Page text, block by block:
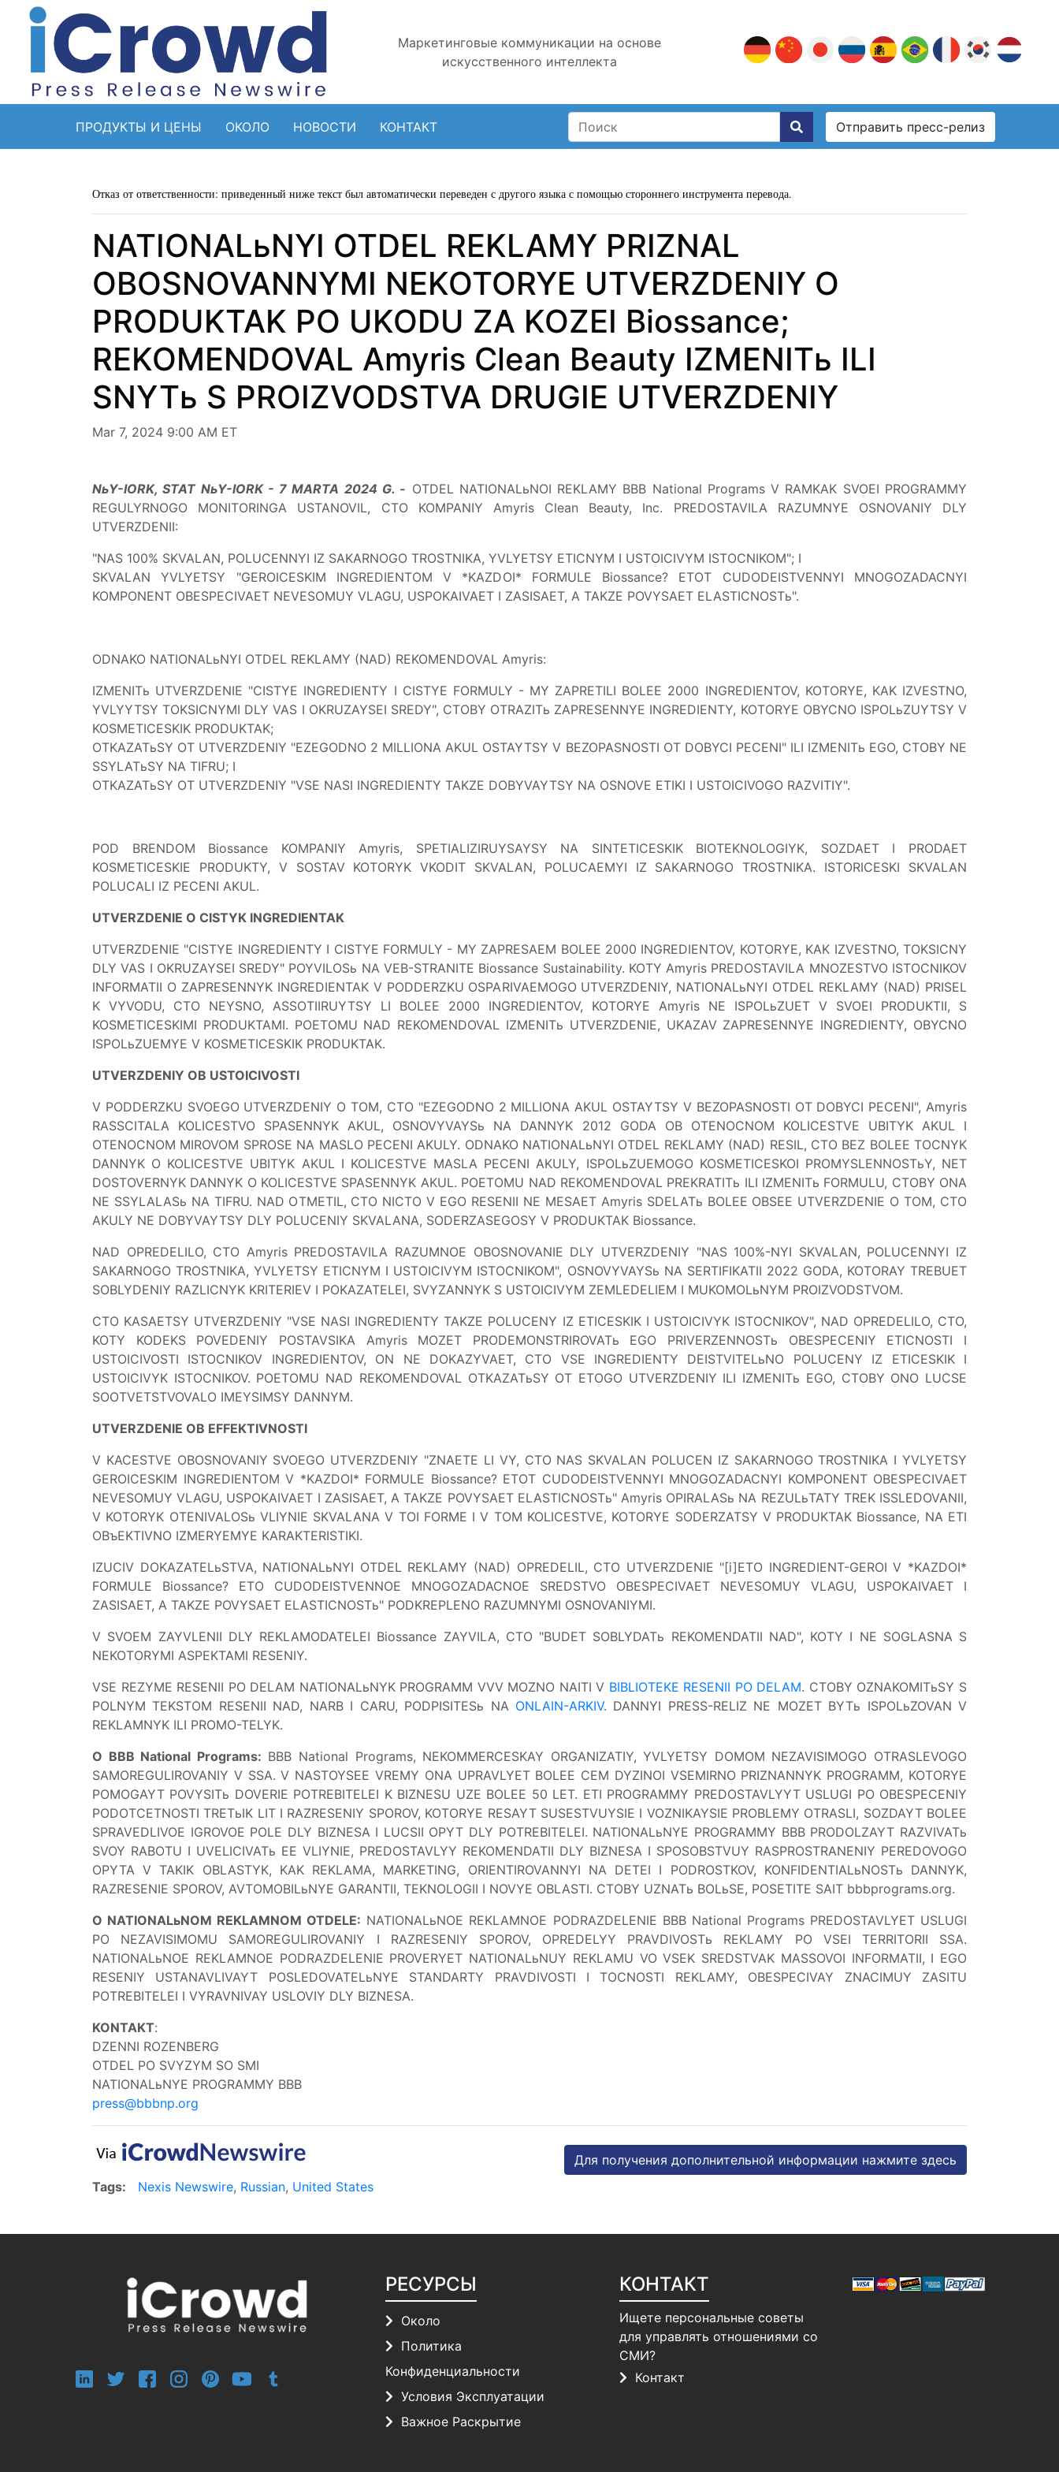
Маркетинговые коммуникации на основе
искусственного интеллекта
ПРОДУКТЫ И ЦЕНЫ ОКОЛО НОВОСТИ КОНТАКТ Отправить пресс-релиз
Отказ от ответственности: приведенный ниже текст был автоматически переведен с другого языка с помощью стороннего инструмента перевода.
NATIONALьNYI OTDEL REKLAMY PRIZNAL
OBOSNOVANNYMI NEKOTORYE UTVERZDENIY O
PRODUKTAK PO UKODU ZA KOZEI Biossance;
REKOMENDOVAL Amyris Clean Beauty IZMENITь ILI
SNYTь S PROIZVODSTVA DRUGIE UTVERZDENIY
Mar 7, 2024 9:00 AM ET
NьY-IORK, STAT NьY-IORK - 7 MARTA 2024 G. - OTDEL NATIONALьNOI REKLAMY BBB National Programs V RAMKAK SVOEI PROGRAMMY
REGULYRNOGO MONITORINGA USTANOVIL, CTO KOMPANIY Amyris Clean Beauty, Inc. PREDOSTAVILA RAZUMNYE OSNOVANIY DLY
UTVERZDENII:
"NAS 100% SKVALAN, POLUCENNYI IZ SAKARNOGO TROSTNIKA, YVLYETSY ETICNYM I USTOICIVYM ISTOCNIKOM"; I
SKVALAN YVLYETSY "GEROICESKIM INGREDIENTOM V *KAZDOI* FORMULE Biossance? ETOT CUDODEISTVENNYI MNOGOZADACNYI
KOMPONENT OBESPECIVAET NEVESOMUY VLAGU, USPOKAIVAET I ZASISAET, A TAKZE POVYSAET ELASTICNOSTь".
ODNAKO NATIONALьNYI OTDEL REKLAMY (NAD) REKOMENDOVAL Amyris:
IZMENITь UTVERZDENIE "CISTYE INGREDIENTY I CISTYE FORMULY - MY ZAPRETILI BOLEE 2000 INGREDIENTOV, KOTORYE, KAK IZVESTNO,
YVLYYTSY TOKSICNYMI DLY VAS I OKRUZAYSEI SREDY", CTOBY OTRAZITь ZAPRESENNYE INGREDIENTY, KOTORYE OBYCNO ISPOLьZUYTSY V
KOSMETICESKIK PRODUKTAK;
OTKAZATьSY OT UTVERZDENIY "EZEGODNO 2 MILLIONA AKUL OSTAYTSY V BEZOPASNOSTI OT DOBYCI PECENI" ILI IZMENITь EGO, CTOBY NE
SSYLATьSY NA TIFRU; I
OTKAZATьSY OT UTVERZDENIY "VSE NASI INGREDIENTY TAKZE DOBYVAYTSY NA OSNOVE ETIKI I USTOICIVOGO RAZVITIY".
POD BRENDOM Biossance KOMPANIY Amyris, SPETIALIZIRUYSAYSY NA SINTETICESKIK BIOTEKNOLOGIYK, SOZDAET I PRODAET
KOSMETICESKIE PRODUKTY, V SOSTAV KOTORYK VKODIT SKVALAN, POLUCAEMYI IZ SAKARNOGO TROSTNIKA. ISTORICESKI SKVALAN
POLUCALI IZ PECENI AKUL.
UTVERZDENIE O CISTYK INGREDIENTAK
UTVERZDENIE "CISTYE INGREDIENTY I CISTYE FORMULY - MY ZAPRESAEM BOLEE 2000 INGREDIENTOV, KOTORYE, KAK IZVESTNO, TOKSICNY
DLY VAS I OKRUZAYSEI SREDY" POYVILOSь NA VEB-STRANITE Biossance Sustainability. KOTY Amyris PREDOSTAVILA MNOZESTVO ISTOCNIKOV
INFORMATII O ZAPRESENNYK INGREDIENTAK V PODDERZKU OSPARIVAEMOGO UTVERZDENIY, NATIONALьNYI OTDEL REKLAMY (NAD) PRISEL
K VYVODU, CTO NEYSNO, ASSOTIIRUYTSY LI BOLEE 2000 INGREDIENTOV, KOTORYE Amyris NE ISPOLьZUET V SVOEI PRODUKTII, S
KOSMETICESKIMI PRODUKTAMI. POETOMU NAD REKOMENDOVAL IZMENITь UTVERZDENIE, UKAZAV ZAPRESENNYE INGREDIENTY, OBYCNO
ISPOLьZUEMYE V KOSMETICESKIK PRODUKTAK.
UTVERZDENIY OB USTOICIVOSTI
V PODDERZKU SVOEGO UTVERZDENIY O TOM, CTO "EZEGODNO 2 MILLIONA AKUL OSTAYTSY V BEZOPASNOSTI OT DOBYCI PECENI", Amyris
RASSCITALA KOLICESTVO SPASENNYK AKUL, OSNOVYVAYSь NA DANNYK 2012 GODA OB OTENOCNOM KOLICESTVE UBITYK AKUL I
OTENOCNOM MIROVOM SPROSE NA MASLO PECENI AKULY. ODNAKO NATIONALьNYI OTDEL REKLAMY (NAD) RESIL, CTO BEZ BOLEE TOCNYK
DANNYK O KOLICESTVE UBITYK AKUL I KOLICESTVE MASLA PECENI AKULY, ISPOLьZUEMOGO KOSMETICESKOI PROMYSLENNOSTьY, NET
DOSTOVERNYK DANNYK O KOLICESTVE SPASENNYK AKUL. POETOMU NAD REKOMENDOVAL PREKRATITь ILI IZMENITь FORMULU, CTOBY ONA
NE SSYLALASь NA TIFRU. NAD OTMETIL, CTO NICTO V EGO RESENII NE MESAET Amyris SDELATь BOLEE OBSEE UTVERZDENIE O TOM, CTO
AKULY NE DOBYVAYTSY DLY POLUCENIY SKVALANA, SODERZASEGOSY V PRODUKTAK Biossance.
NAD OPREDELILO, CTO Amyris PREDOSTAVILA RAZUMNOE OBOSNOVANIE DLY UTVERZDENIY "NAS 100%-NYI SKVALAN, POLUCENNYI IZ
SAKARNOGO TROSTNIKA, YVLYETSY ETICNYM I USTOICIVYM ISTOCNIKOM", OSNOVYVAYSь NA SERTIFIKATII 2022 GODA, KOTORAY TREBUET
SOBLYDENIY RAZLICNYK KRITERIEV I POKAZATELEI, SVYZANNYK S USTOICIVYM ZEMLEDELIEM I MUKOMOLьNYM PROIZVODSTVOM.
CTO KASAETSY UTVERZDENIY "VSE NASI INGREDIENTY TAKZE POLUCENY IZ ETICESKIK I USTOICIVYK ISTOCNIKOV", NAD OPREDELILO, CTO,
KOTY KODEKS POVEDENIY POSTAVSIKA Amyris MOZET PRODEMONSTRIROVATь EGO PRIVERZENNOSTь OBESPECENIY ETICNOSTI I
USTOICIVOSTI ISTOCNIKOV INGREDIENTOV, ON NE DOKAZYVAET, CTO VSE INGREDIENTY DEISTVITELьNO POLUCENY IZ ETICESKIK I
USTOICIVYK ISTOCNIKOV. POETOMU NAD REKOMENDOVAL OTKAZATьSY OT ETOGO UTVERZDENIY ILI IZMENITь EGO, CTOBY ONO LUCSE
SOOTVETSTVOVALO IMEYSIMSY DANNYM.
UTVERZDENIE OB EFFEKTIVNOSTI
V KACESTVE OBOSNOVANIY SVOEGO UTVERZDENIY "ZNAETE LI VY, CTO NAS SKVALAN POLUCEN IZ SAKARNOGO TROSTNIKA I YVLYETSY
GEROICESKIM INGREDIENTOM V *KAZDOI* FORMULE Biossance? ETOT CUDODEISTVENNYI MNOGOZADACNYI KOMPONENT OBESPECIVAET
NEVESOMUY VLAGU, USPOKAIVAET I ZASISAET, A TAKZE POVYSAET ELASTICNOSTь" Amyris OPIRALASь NA REZULьTATY TREK ISSLEDOVANII,
V KOTORYK OTENIVALOSь VLIYNIE SKVALANA V TOI FORME I V TOM KOLICESTVE, KOTORYE SODERZATSY V PRODUKTAK Biossance, NA ETI
OBъEKTIVNO IZMERYEMYE KARAKTERISTIKI.
IZUCIV DOKAZATELьSTVA, NATIONALьNYI OTDEL REKLAMY (NAD) OPREDELIL, CTO UTVERZDENIE "[i]ETO INGREDIENT-GEROI V *KAZDOI*
FORMULE Biossance? ETO CUDODEISTVENNOE MNOGOZADACNOE SREDSTVO OBESPECIVAET NEVESOMUY VLAGU, USPOKAIVAET I
ZASISAET, A TAKZE POVYSAET ELASTICNOSTь" PODKREPLENO RAZUMNYMI OSNOVANIYMI.
V SVOEM ZAYVLENII DLY REKLAMODATELEI Biossance ZAYVILA, CTO "BUDET SOBLYDATь REKOMENDATII NAD", KOTY I NE SOGLASNA S
NEKOTORYMI ASPEKTAMI RESENIY.
VSE REZYME RESENII PO DELAM NATIONALьNYK PROGRAMM VVV MOZNO NAITI V BIBLIOTEKE RESENII PO DELAM. CTOBY OZNAKOMITьSY S
POLNYM TEKSTOM RESENII NAD, NARB I CARU, PODPISITESь NA ONLAIN-ARKIV. DANNYI PRESS-RELIZ NE MOZET BYTь ISPOLьZOVAN V
REKLAMNYK ILI PROMO-TELYK.
O BBB National Programs: BBB National Programs, NEKOMMERCESKAY ORGANIZATIY, YVLYETSY DOMOM NEZAVISIMOGO OTRASLEVOGO
SAMOREGULIROVANIY V SSA. V NASTOYSEE VREMY ONA UPRAVLYET BOLEE CEM DYZINOI VSEMIRNO PRIZNANNYK PROGRAMM, KOTORYE
POMOGAYT POVYSITь DOVERIE POTREBITELEI K BIZNESU UZE BOLEE 50 LET. ETI PROGRAMMY PREDOSTAVLYYT USLUGI PO OBESPECENIY
PODOTCETNOSTI TRETьIK LIT I RAZRESENIY SPOROV, KOTORYE RESAYT SUSESTVUYSIE I VOZNIKAYSIE PROBLEMY OTRASLI, SOZDAYT BOLEE
SPRAVEDLIVOE IGROVOE POLE DLY BIZNESA I LUCSII OPYT DLY POTREBITELEI. NATIONALьNYE PROGRAMMY BBB PRODOLZAYT RAZVIVATь
SVOY RABOTU I UVELICIVATь EE VLIYNIE, PREDOSTAVLYY REKOMENDATII DLY BIZNESA I SPOSOBSTVUY RASPROSTRANENIY PEREDOVOGO
OPYTA V TAKIK OBLASTYK, KAK REKLAMA, MARKETING, ORIENTIROVANNYI NA DETEI I PODROSTKOV, KONFIDENTIALьNOSTь DANNYK,
RAZRESENIE SPOROV, AVTOMOBILьNYE GARANTII, TEKNOLOGII I NOVYE OBLASTI. CTOBY UZNATь BOLьSE, POSETITE SAIT bbbprograms.org.
O NATIONALьNOM REKLAMNOM OTDELE: NATIONALьNOE REKLAMNOE PODRAZDELENIE BBB National Programs PREDOSTAVLYET USLUGI
PO NEZAVISIMOMU SAMOREGULIROVANIY I RAZRESENIY SPOROV, OPREDELYY PRAVDIVOSTь REKLAMY PO VSEI TERRITORII SSA.
NATIONALьNOE REKLAMNOE PODRAZDELENIE PROVERYET NATIONALьNUY REKLAMU VO VSEK SREDSTVAK MASSOVOI INFORMATII, I EGO
RESENIY USTANAVLIVAYT POSLEDOVATELьNYE STANDARTY PRAVDIVOSTI I TOCNOSTI REKLAMY, OBESPECIVAY ZNACIMUY ZASITU
POTREBITELEI I VYRAVNIVAY USLOVIY DLY BIZNESA.
KONTAKT:
DZENNI ROZENBERG
OTDEL PO SVYZYM SO SMI
NATIONALьNYE PROGRAMMY BBB
press@bbbnp.org
Для получения дополнительной информации нажмите здесь
Tags:
Nexis Newswire, Russian, United States
РЕСУРСЫ
Около
Политика
Конфиденциальности
Условия Эксплуатации
Важное Раскрытие
КОНТАКТ
Ищете персональные советы
для управлять отношениями со
СМИ?
Контакт